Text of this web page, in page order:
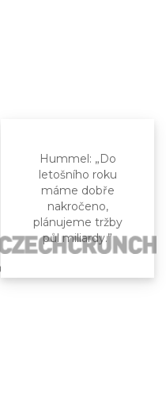
Hummel: „Do
letošního roku
máme dobře
nakročeno,
plánujeme tržby
půl miliardy.”